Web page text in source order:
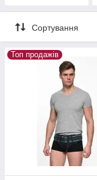
Сортування
Топ продажів